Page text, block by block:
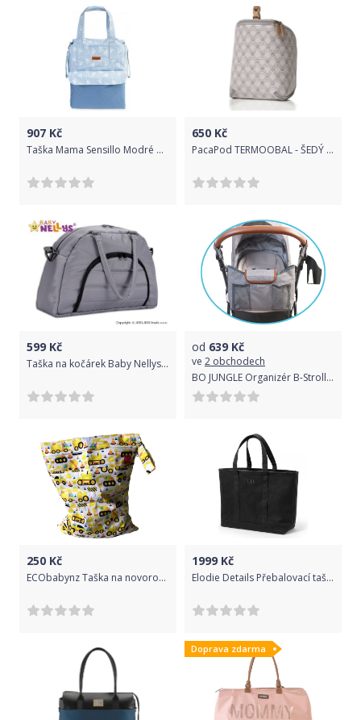
907 Kč
Taška Mama Sensillo Modré pampelišky, Modrá
650 Kč
PacaPod TERMOOBAL - ŠEDÝ DECO
599 Kč
Taška na kočárek Baby Nellys ® ADELA LUX - šedá
od 639 Kč
ve 2 obchodech
BO JUNGLE Organizér B-Stroller Grey
250 Kč
ECObabynz Taška na novorozenecké plenky nepromokavý pytel HLADKÁ 2 zipy voděodolná taška
1999 Kč
Elodie Details Přebalovací taška Tote Black
Doprava zdarma